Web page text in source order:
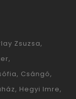
Zsuzsa
Csángó
Hegyi Imre